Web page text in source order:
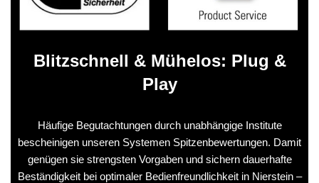
Blitzschnell & Mühelos: Plug &
Play
Häufige Begutachtungen durch unabhängige Institute
bescheinigen unseren Systemen Spitzenbewertungen. Damit
genügen sie strengsten Vorgaben und sichern dauerhafte
Beständigkeit bei optimaler Bedienfreundlichkeit in Nierstein –